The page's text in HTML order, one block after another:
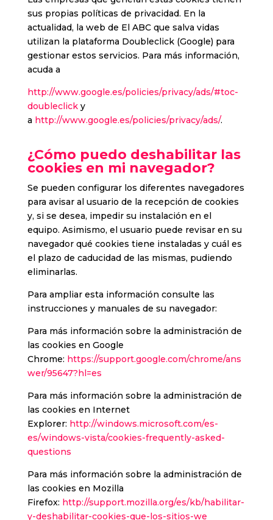
sus propias políticas de privacidad. En la
actualidad, la web de El ABC que salva vidas
utilizan la plataforma Doubleclick (Google) para
gestionar estos servicios. Para más información,
acuda a
http://www.google.es/policies/privacy/ads/#toc-
doubleclick y
a http://www.google.es/policies/privacy/ads/.
¿Cómo puedo deshabilitar las
cookies en mi navegador?
Se pueden configurar los diferentes navegadores
para avisar al usuario de la recepción de cookies
y, si se desea, impedir su instalación en el
equipo. Asimismo, el usuario puede revisar en su
navegador qué cookies tiene instaladas y cuál es
el plazo de caducidad de las mismas, pudiendo
eliminarlas.
Para ampliar esta información consulte las
instrucciones y manuales de su navegador:
Para más información sobre la administración de
las cookies en Google
Chrome: https://support.google.com/chrome/ans
wer/95647?hl=es
Para más información sobre la administración de
las cookies en Internet
Explorer: http://windows.microsoft.com/es-
es/windows-vista/cookies-frequently-asked-
questions
Para más información sobre la administración de
las cookies en Mozilla
Firefox: http://support.mozilla.org/es/kb/habilitar-
y-deshabilitar-cookies-que-los-sitios-we